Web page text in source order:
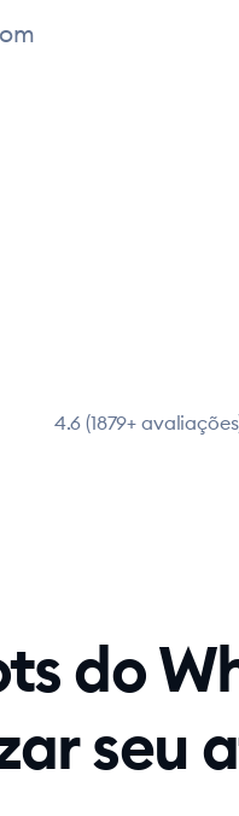
4.6 (1879+
do
seu